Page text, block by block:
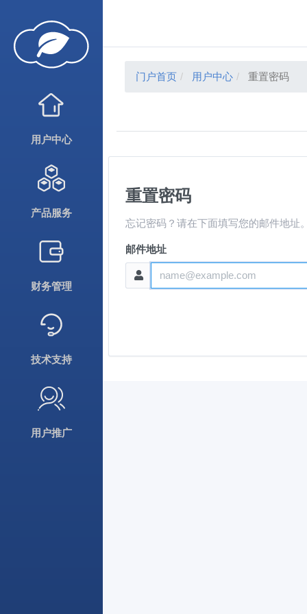
用户中心
产品服务
财务管理
技术支持
用户推广
门户首页 用户中心 重置密码
重置密码
忘记密码？请在下面填写您的邮件地址
邮件地址